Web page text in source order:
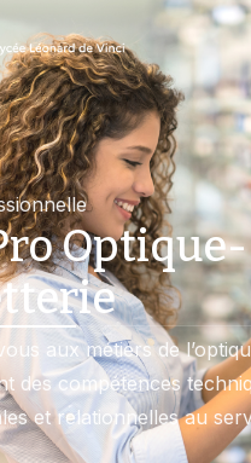
Optique-
aux métiers de
des compétences
et relationnelles au